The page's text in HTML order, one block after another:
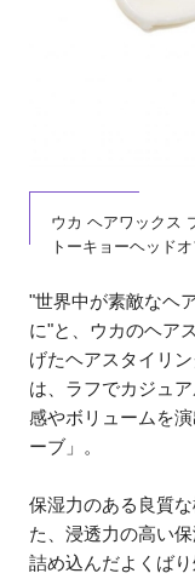
ウカ ヘアワックス
トーキョーヘッド
"世界中が素敵なヘ
に"と、ウカのヘア
げたヘアスタイリ
は、ラフでカジュ
感やボリュームを
ーブ」。
保湿力のある良質
た、浸透力の高い
詰め込んだよくば